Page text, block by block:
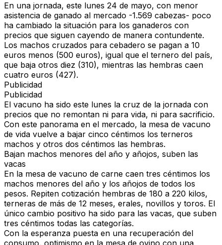
En una jornada, este lunes 24 de mayo, con menor
asistencia de ganado al mercado -1.569 cabezas- poco
ha cambiado la situación para los ganaderos con
precios que siguen cayendo de manera contundente.
Los machos cruzados para cebadero se pagan a 10
euros menos (500 euros), igual que el ternero del país,
que baja otros diez (310), mientras las hembras caen
cuatro euros (427).
Publicidad
Publicidad
El vacuno ha sido este lunes la cruz de la jornada con
precios que no remontan ni para vida, ni para sacrificio.
Con este panorama en el mercado, la mesa de vacuno
de vida vuelve a bajar cinco céntimos los terneros
machos y otros dos céntimos las hembras.
Bajan machos menores del año y añojos, suben las
vacas
En la mesa de vacuno de carne caen tres céntimos los
machos menores del año y los añojos de todos los
pesos. Repiten cotización hembras de 180 a 220 kilos,
terneras de más de 12 meses, erales, novillos y toros. El
único cambio positivo ha sido para las vacas, que suben
tres céntimos todas las categorías.
Con la esperanza puesta en una recuperación del